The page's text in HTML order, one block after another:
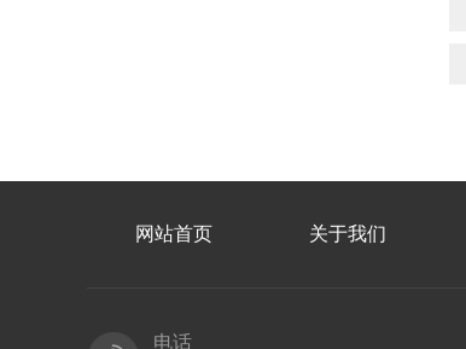
网站首页 关于我们
电话